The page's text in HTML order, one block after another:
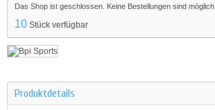
Das Shop ist geschlossen. Keine Bestellungen sind möglich.
10 Stück verfügbar
Produktdetails